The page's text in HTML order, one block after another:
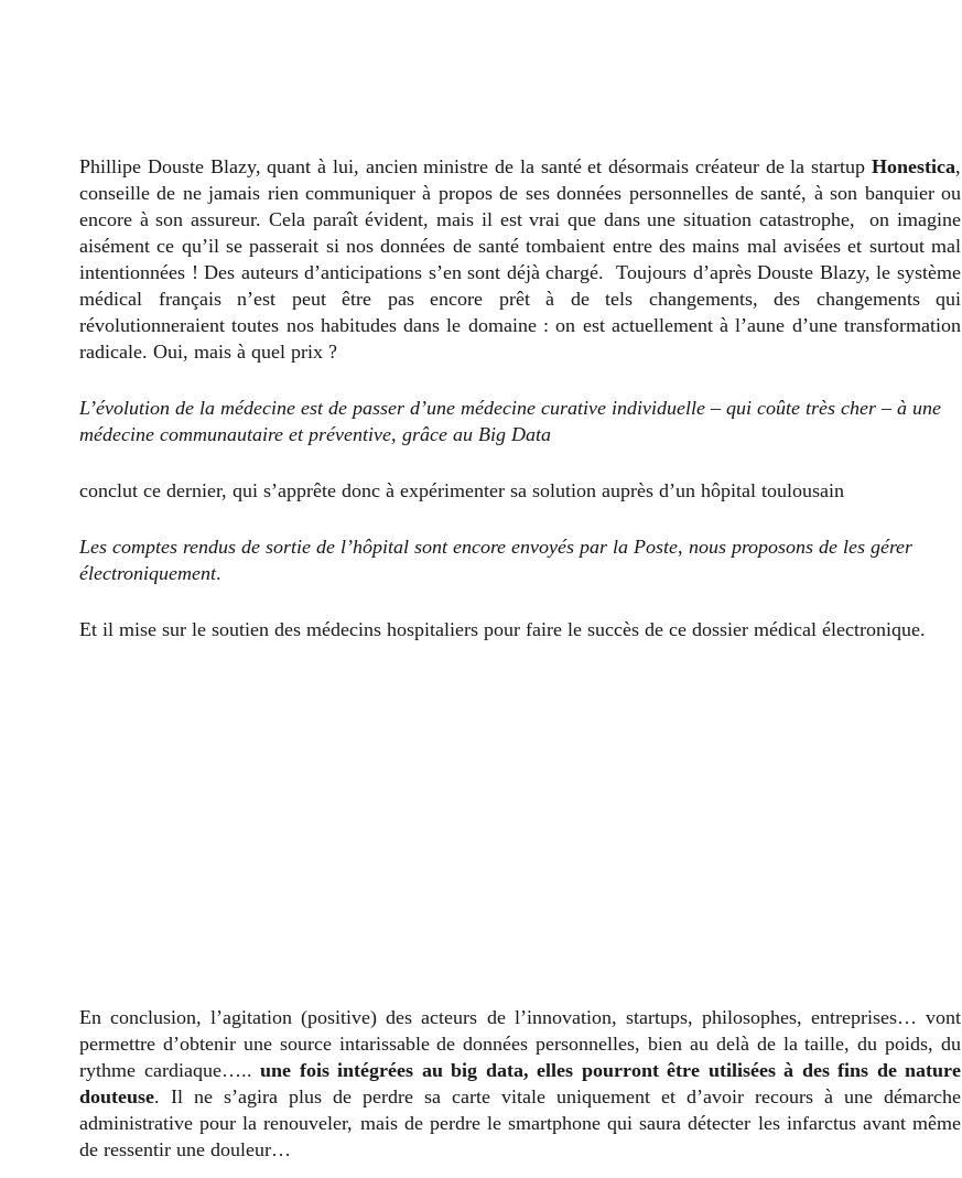
Phillipe Douste Blazy, quant à lui, ancien ministre de la santé et désormais créateur de la startup Honestica,
conseille de ne jamais rien communiquer à propos de ses données personnelles de santé, à son banquier ou
encore à son assureur. Cela paraît évident, mais il est vrai que dans une situation catastrophe, on imagine
aisément ce qu’il se passerait si nos données de santé tombaient entre des mains mal avisées et surtout mal
intentionnées ! Des auteurs d’anticipations s’en sont déjà chargé. Toujours d’après Douste Blazy, le système
médical français n’est peut être pas encore prêt à de tels changements, des changements qui
révolutionneraient toutes nos habitudes dans le domaine : on est actuellement à l’aune d’une transformation
radicale. Oui, mais à quel prix ?
L’évolution de la médecine est de passer d’une médecine curative individuelle – qui coûte très cher – à une
médecine communautaire et préventive, grâce au Big Data
conclut ce dernier, qui s’apprête donc à expérimenter sa solution auprès d’un hôpital toulousain
Les comptes rendus de sortie de l’hôpital sont encore envoyés par la Poste, nous proposons de les gérer
électroniquement.
Et il mise sur le soutien des médecins hospitaliers pour faire le succès de ce dossier médical électronique.
En conclusion, l’agitation (positive) des acteurs de l’innovation, startups, philosophes, entreprises… vont
permettre d’obtenir une source intarissable de données personnelles, bien au delà de la taille, du poids, du
rythme cardiaque….. une fois intégrées au big data, elles pourront être utilisées à des fins de nature
douteuse. Il ne s’agira plus de perdre sa carte vitale uniquement et d’avoir recours à une démarche
administrative pour la renouveler, mais de perdre le smartphone qui saura détecter les infarctus avant même
de ressentir une douleur…